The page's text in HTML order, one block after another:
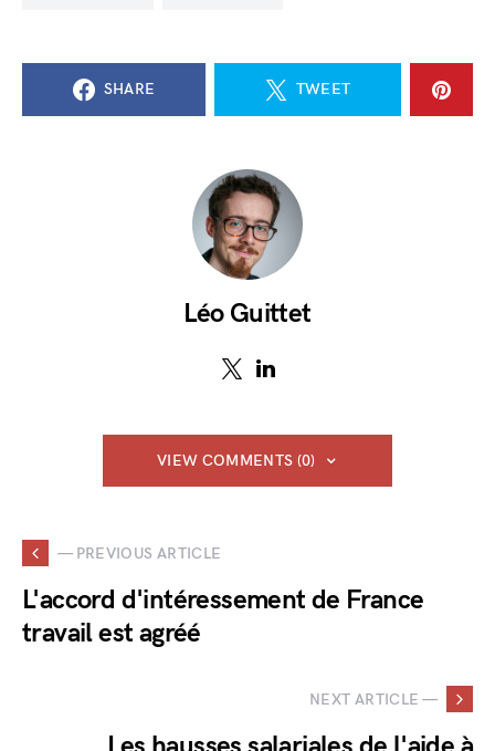
SHARE TWEET
Léo Guittet
VIEW COMMENTS (0)
— PREVIOUS ARTICLE
L'accord d'intéressement de France
travail est agréé
NEXT ARTICLE —